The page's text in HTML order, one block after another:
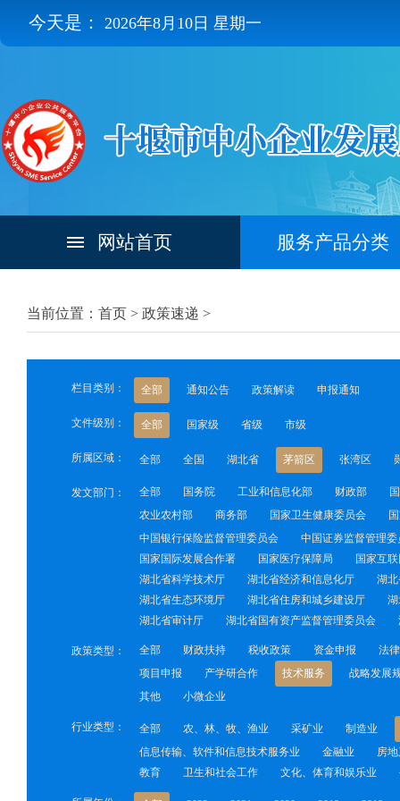
今天是： 2026年8月10日 星期一
网站首页 服务产品分类
当前位置：首页 > 政策速递 >
栏目类别： 全部 通知公告 政策解读 申报通知
文件级别： 全部 国家级 省级 市级
所属区域： 全部 全国 湖北省 茅箭区 张湾区
发文部门： 全部 国务院 工业和信息化部 财政部
农业农村部
商务部 国家卫生健康委员会
中国银行保险监督管理委员会
中国证券监督管理委
国家国际发展合作署
国家医疗保障局
国家互
湖北省科学技术厅
湖北省经济和信息化厅
湖
湖北省生态环境厅
湖北省住房和城乡建设厅
湖北省审计厅
湖北省国有资产监督管理委员会
政策类型： 全部 财政扶持 税收政策 资金申报
法
项目申报
产学研合作 技术服务
战略发展
其他
小微企业
行业类型： 全部 农、林、牧、渔业 采矿业
制造业
信息传输、软件和信息技术服务业
金融业
房
教育
卫生和社会工作 文化、体育和娱乐业